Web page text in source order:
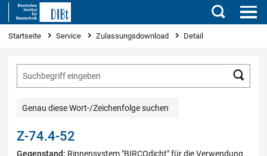
Suchen
Sie sind hier
Startseite Service Zulassungsdownload Detail
Genau diese Wort-/Zeichenfolge suchen
Z-74.4-52
Gegenstand: Rinnensystem "BIRCOdicht" für die Verwendung